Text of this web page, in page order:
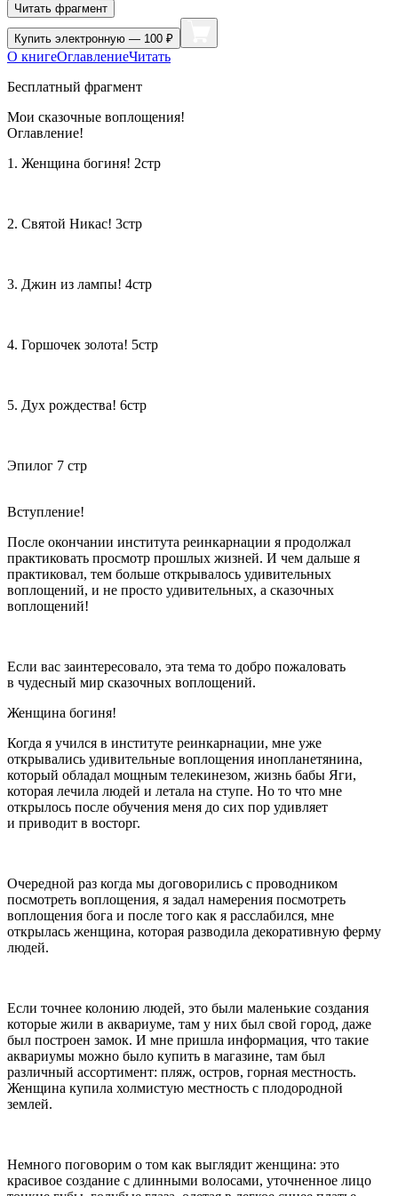
Читать фрагмент
Купить электронную — 100 ₽
О книгеОглавлениеЧитать
Бесплатный фрагмент
Мои сказочные воплощения!
Оглавление!
1. Женщина богиня! 2стр
2. Святой Никас! 3стр
3. Джин из лампы! 4стр
4. Горшочек золота! 5стр
5. Дух рождества! 6стр
Эпилог 7 стр
Вступление!
После окончании института реинкарнации я продолжал
практиковать просмотр прошлых жизней. И чем дальше я
практиковал, тем больше открывалось удивительных
воплощений, и не просто удивительных, а сказочных
воплощений!
Если вас заинтересовало, эта тема то добро пожаловать
в чудесный мир сказочных воплощений.
Женщина богиня!
Когда я учился в институте реинкарнации, мне уже
открывались удивительные воплощения инопланетянина,
который обладал мощным телекинезом, жизнь бабы Яги,
которая лечила людей и летала на ступе. Но то что мне
открылось после обучения меня до сих пор удивляет
и приводит в восторг.
Очередной раз когда мы договорились с проводником
посмотреть воплощения, я задал намерения посмотреть
воплощения бога и после того как я расслабился, мне
открылась женщина, которая разводила декоративную ферму
людей.
Если точнее колонию людей, это были маленькие создания
которые жили в аквариуме, там у них был свой город, даже
был построен замок. И мне пришла информация, что такие
аквариумы можно было купить в магазине, там был
различный ассортимент: пляж, остров, горная местность.
Женщина купила холмистую местность с плодородной
землей.
Немного поговорим о том как выглядит женщина: это
красивое создание с длинными волосами, уточненное лицо